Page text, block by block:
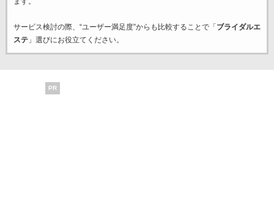
サービス検討の際、“ユーザー満足度”からも比較することで「 ブライダルエ
ステ」選びにお役立てください。
PR